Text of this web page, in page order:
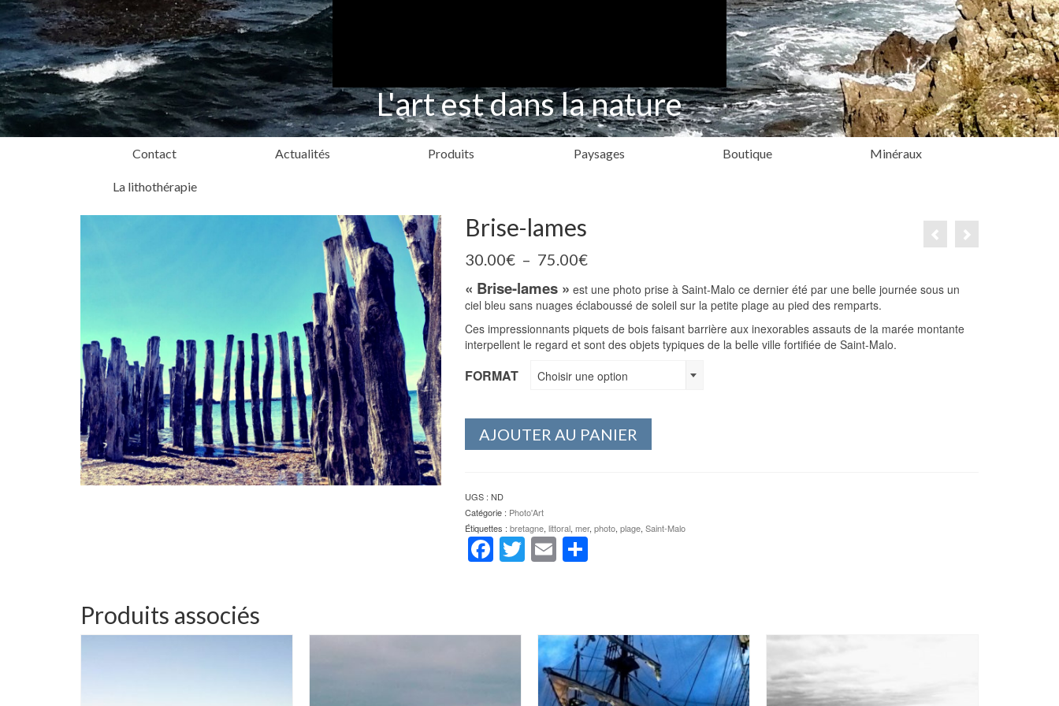
L'art est dans la nature
Contact Actualités Produits Paysages Boutique Minéraux
La lithothérapie
Brise-lames
30.00€ – 75.00€Plage
prix :
30.00€
75.00€
« Brise-lames » est une photo prise à Saint-Malo ce dernier été par une belle journée sous un
ciel bleu sans nuages éclaboussé de soleil sur la petite plage au pied des remparts.
Ces impressionnants piquets de bois faisant barrière aux inexorables assauts de la marée montante
interpellent le regard et sont des objets typiques de la belle ville fortifiée de Saint-Malo.
FORMAT Choisir une option
AJOUTER AU PANIER
UGS : ND
Catégorie : Photo'Art
Étiquettes : bretagne, littoral, mer, photo, plage, Saint-Malo
Facebook
Twitter
EmailPartager
Produits associés